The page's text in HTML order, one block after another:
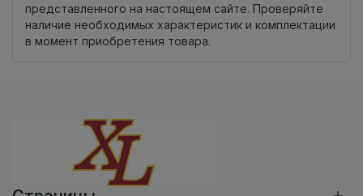
представленного на настоящем сайте. Проверяйте
наличие необходимых характеристик и комплектации
в момент приобретения товара.